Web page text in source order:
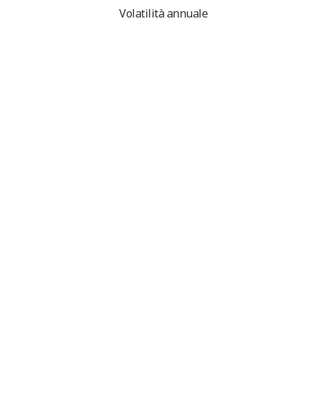
Volatilità annuale